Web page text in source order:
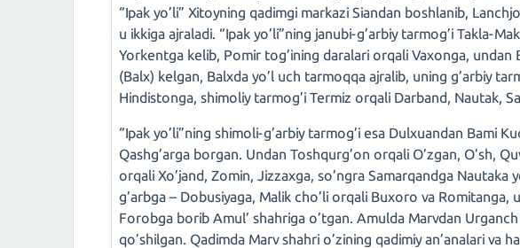
“Ipak yo’li” Xitoyning qadimgi markazi Siandan boshlanib,
u ikkiga ajraladi. “Ipak yo’li”ning janubi-g’arbiy tarmog’i Takla-
Yorkentga kelib, Pomir tog’ining daralari orqali Vaxonga, undan
(Balx) kelgan, Balxda yo’l uch tarmoqqa ajralib, uning g’arbiy
Hindistonga, shimoliy tarmog’i Termiz orqali Darband, Nautak,
“Ipak yo’li”ning shimoli-g’arbiy tarmog’i esa Dulxuandan Bami
Qashg’arga borgan. Undan Toshqurg’on orqali O’zgan, O’sh,
orqali Xo’jand, Zomin, Jizzaxga, so’ngra Samarqandga Nautaka
g’arbga – Dobusiyaga, Malik cho’li orqali Buxoro va Romitanga,
Forobga borib Amul’ shahriga o’tgan. Amulda Marvdan
qo’shilgan. Qadimda Marv shahri o’zining qadimiy an’analari va